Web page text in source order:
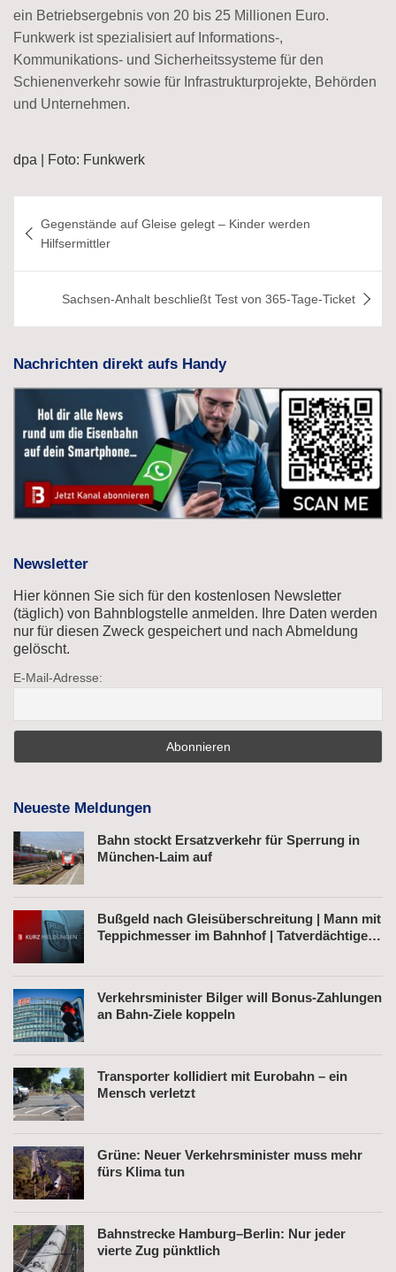
ein Betriebsergebnis von 20 bis 25 Millionen Euro.
Funkwerk ist spezialisiert auf Informations-,
Kommunikations- und Sicherheitssysteme für den
Schienenverkehr sowie für Infrastrukturprojekte, Behörden
und Unternehmen.
dpa | Foto: Funkwerk
Gegenstände auf Gleise gelegt – Kinder werden
Hilfsermittler
Sachsen-Anhalt beschließt Test von 365-Tage-Ticket
Nachrichten direkt aufs Handy
Newsletter
Hier können Sie sich für den kostenlosen Newsletter
(täglich) von Bahnblogstelle anmelden. Ihre Daten werden
nur für diesen Zweck gespeichert und nach Abmeldung
gelöscht.
E-Mail-Adresse:
Neueste Meldungen
Bahn stockt Ersatzverkehr für Sperrung in
München-Laim auf
Bußgeld nach Gleisüberschreitung | Mann mit
Teppichmesser im Bahnhof | Tatverdächtiger
Verkehrsminister Bilger will Bonus-Zahlungen
an Bahn-Ziele koppeln
Transporter kollidiert mit Eurobahn – ein
Mensch verletzt
Grüne: Neuer Verkehrsminister muss mehr
fürs Klima tun
Bahnstrecke Hamburg–Berlin: Nur jeder
vierte Zug pünktlich